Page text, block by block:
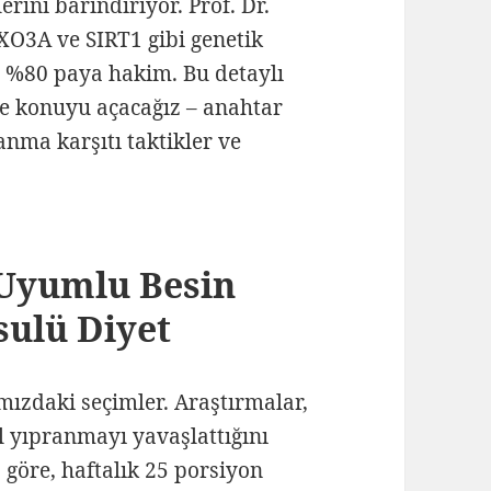
ve SIRT1 gibi genetik
paya hakim. Bu detaylı
açacağız – anahtar
karşıtı taktikler ve
Besin
Diyet
seçimler. Araştırmalar,
yavaşlattığını
göre, haftalık 25 porsiyon